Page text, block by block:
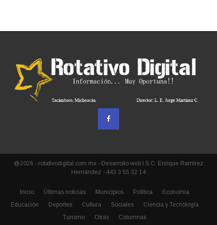
@2026 - rotativodigital.com.mx - Desarrollo web I.S.C. Enrique Ramírez
Hernández - 443 3 55 32 14
Inicio Últimas noticias Municipios Política
Economía
Educación
Deportes Cultura Sociales
Ciencia y Tecnología
Turismo
Otras Columnas